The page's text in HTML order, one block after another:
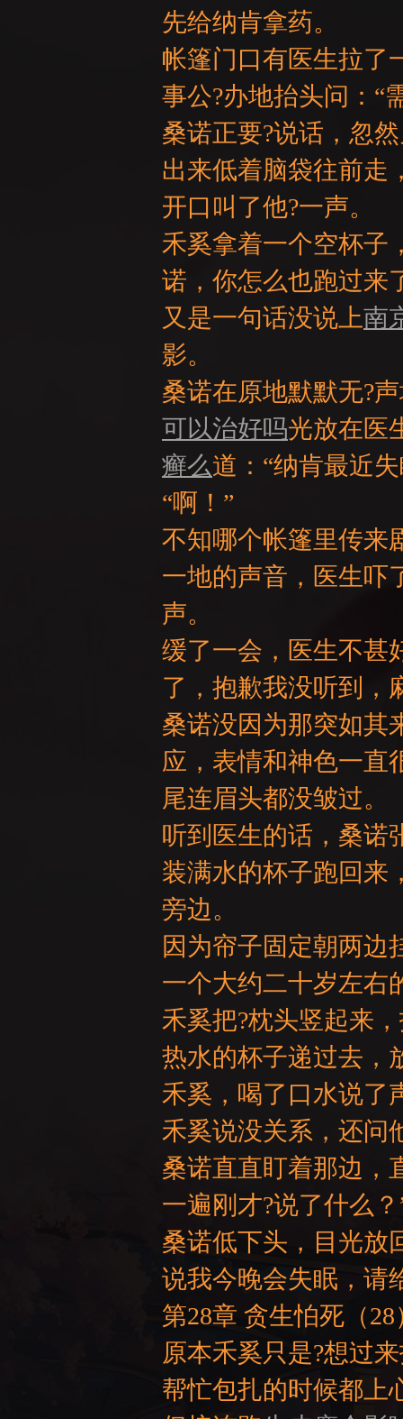
先给纳肯拿药。
帐篷门口有医生拉了
事公?办地抬头问：“
桑诺正要?说话，忽
出来低着脑袋往前走
开口叫了他?一声。
禾奚拿着一个空杯子
诺，你怎么也跑过
又是一句话没说上南
影。
桑诺在原地默默无?
可以治好吗光放在医
癣么道：“纳肯最近
“啊！”
不知哪个帐篷里传来
一地的声音，医生吓
声。
缓了一会，医生不甚
了，抱歉我没听到，
桑诺没因为那突如其
应，表情和神色一直
尾连眉头都没皱过。
听到医生的话，桑诺
装满水的杯子跑回来
旁边。
因为帘子固定朝两边
一个大约二十岁左右
禾奚把?枕头竖起来
热水的杯子递过去，
禾奚，喝了口水说了
禾奚说没关系，还问
桑诺直直盯着那边，
一遍刚才?说了什么？
桑诺低下头，目光放
说我今晚会失眠，请
第28章 贪生怕死（28
原本禾奚只是?想过
帮忙包扎的时候都上